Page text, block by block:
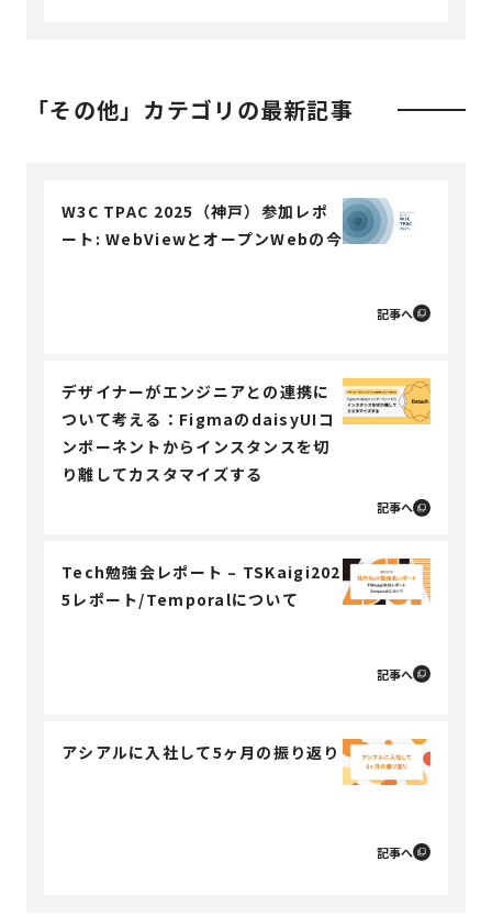
「その他」カテゴリの最新記事
W3C TPAC 2025（神戸）参加レポ
ート: WebViewとオープンWebの今
記事へ
デザイナーがエンジニアとの連携に
ついて考える：FigmaのdaisyUIコ
ンポーネントからインスタンスを切
り離してカスタマイズする
記事へ
Tech勉強会レポート – TSKaigi202
5レポート/Temporalについて
記事へ
アシアルに入社して5ヶ月の振り返り
記事へ